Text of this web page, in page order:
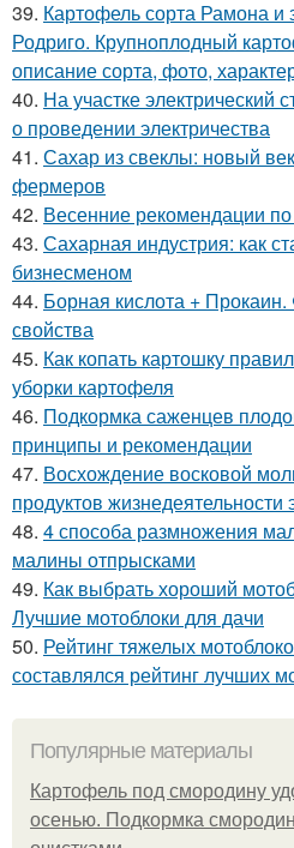
39. Картофель сорта Рамона и
Родриго. Крупноплодный
описание сорта, фото,
40. На участке электрический
о проведении электричества
41. Сахар из свеклы: новый
фермеров
42. Весенние рекомендации
43. Сахарная индустрия: как
бизнесменом
44. Борная кислота +
свойства
45. Как копать картошку
уборки картофеля
46. Подкормка саженцев
принципы и рекомендации
47. Восхождение восковой
продуктов жизнедеятельности
48. 4 способа размножения
малины отпрысками
49. Как выбрать хороший
Лучшие мотоблоки для дачи
50. Рейтинг тяжелых
составлялся рейтинг лучших
Популярные материалы
Картофель под смородину
осенью. Подкормка